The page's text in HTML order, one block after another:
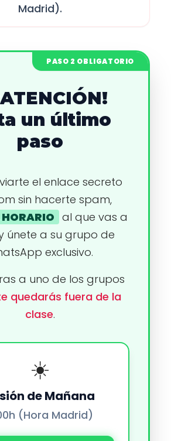
Madrid).
PASO 2 OBLIGATORIO
un último
paso
el enlace secreto
sin hacerte spam,
HORARIO al que vas a
únete a su grupo de
exclusivo.
a uno de los grupos
quedarás fuera de la
clase.
☀️
de Mañana
(Hora Madrid)